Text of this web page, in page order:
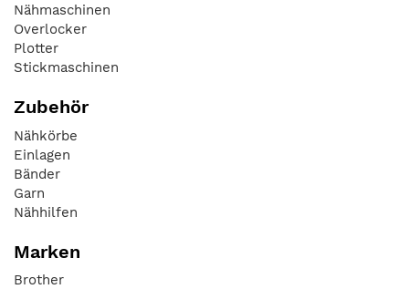
Nähmaschinen
Overlocker
Plotter
Stickmaschinen
Zubehör
Nähkörbe
Einlagen
Bänder
Garn
Nähhilfen
Marken
Brother